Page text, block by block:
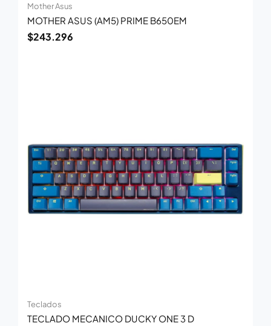
Mother Asus
MOTHER ASUS (AM5) PRIME B650EM
$243.296
Teclados
TECLADO MECANICO DUCKY ONE 3 D